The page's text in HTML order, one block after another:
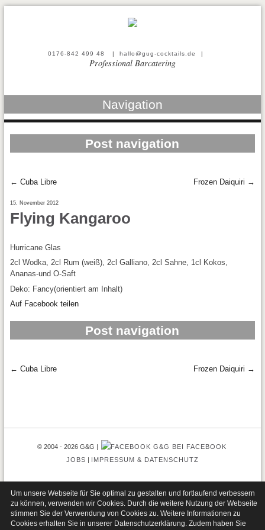
0176-842 499 48 | hallo@gug-cocktails.de |
Professional Barcatering
Navigation
Post navigation
← Cuba Libre Frozen Daiquiri →
15. November 2012
Flying Kangaroo
Hurricane Glas
2cl Wodka, 2cl Rum (weiß), 2cl Galliano, 2cl Sahne, 1cl Kokos,
Ananas-und O-Saft
Deko: Fancy(orientiert am Inhalt)
Auf Facebook teilen
Post navigation
← Cuba Libre Frozen Daiquiri →
© 2004 - 2026 G&G
G&G BEI FACEBOOK
JOBS
IMPRESSUM & DATENSCHUTZ
AKTUELLE ANGEBOTE ERHALTEN?
Um unsere Webseite für Sie optimal zu gestalten und fortlaufend verbessern
zu können, verwenden wir Cookies. Durch die weitere Nutzung der Webseite
stimmen Sie der Verwendung von Cookies zu. Weitere Informationen zu
Cookies erhalten Sie in unserer Datenschutzerklärung . Zudem haben Sie